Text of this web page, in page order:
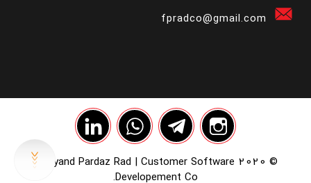
fpradco@gmail.com
© 2020 Farayand Pardaz Rad | Customer Software
Developement Co.